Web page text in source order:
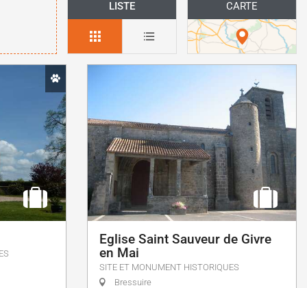
LISTE CARTE
Eglise Saint Sauveur de Givre
en Mai
SITE ET MONUMENT HISTORIQUES
Bressuire